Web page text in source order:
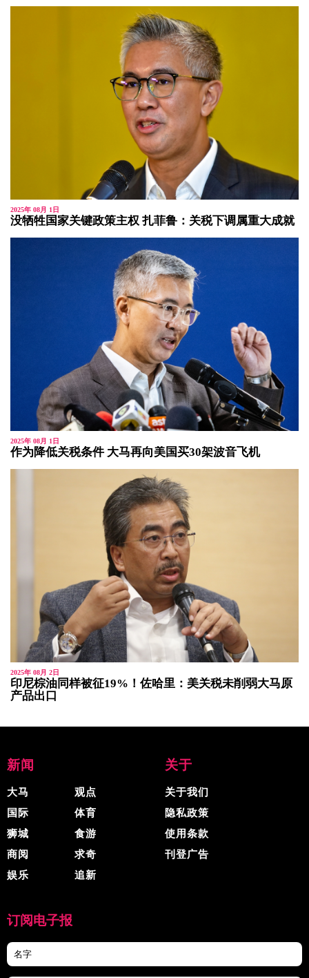
2025年 08月 1日
没牺牲国家关键政策主权 扎菲鲁：关税下调属重大成就
2025年 08月 1日
作为降低关税条件 大马再向美国买30架波音飞机
2025年 08月 2日
印尼棕油同样被征19%！佐哈里：美关税未削弱大马原
产品出口
新闻
大马
国际
狮城
商阅
娱乐
观点
体育
食游
求奇
追新
关于
关于我们
隐私政策
使用条款
刊登广告
订阅电子报